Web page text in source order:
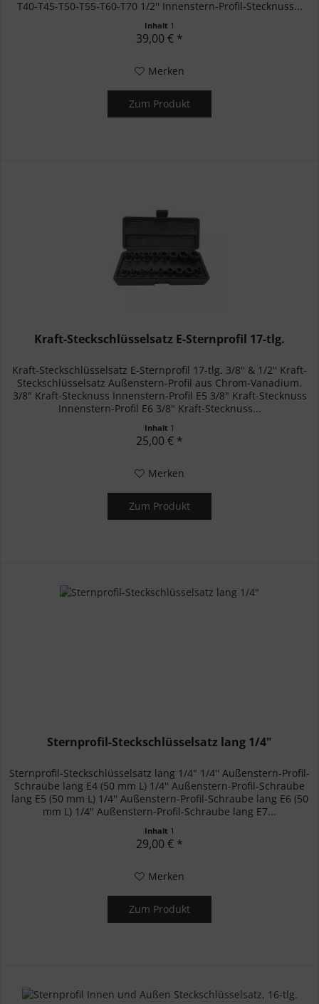
T40-T45-T50-T55-T60-T70 1/2'' Innenstern-Profil-Stecknuss...
Inhalt 1
39,00 € *
Merken
Zum Produkt
Kraft-Steckschlüsselsatz E-Sternprofil 17-tlg.
Kraft-Steckschlüsselsatz E-Sternprofil 17-tlg. 3/8'' & 1/2'' Kraft-
Steckschlüsselsatz Außenstern-Profil aus Chrom-Vanadium.
3/8" Kraft-Stecknuss Innenstern-Profil E5 3/8" Kraft-Stecknuss
Innenstern-Profil E6 3/8" Kraft-Stecknuss...
Inhalt 1
25,00 € *
Merken
Zum Produkt
Sternprofil-Steckschlüsselsatz lang 1/4"
Sternprofil-Steckschlüsselsatz lang 1/4" 1/4'' Außenstern-Profil-
Schraube lang E4 (50 mm L) 1/4'' Außenstern-Profil-Schraube
lang E5 (50 mm L) 1/4'' Außenstern-Profil-Schraube lang E6 (50
mm L) 1/4'' Außenstern-Profil-Schraube lang E7...
Inhalt 1
29,00 € *
Merken
Zum Produkt